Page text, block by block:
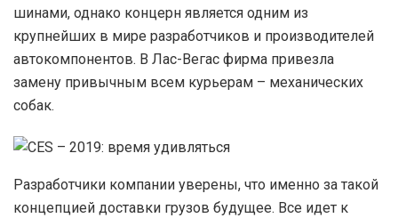
шинами, однако концерн является одним из
крупнейших в мире разработчиков и производителей
автокомпонентов. В Лас-Вегас фирма привезла
замену привычным всем курьерам – механических
собак.
Разработчики компании уверены, что именно за такой
концепцией доставки грузов будущее. Все идет к